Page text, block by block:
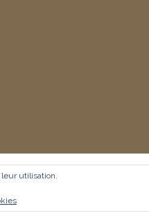
utilisation.